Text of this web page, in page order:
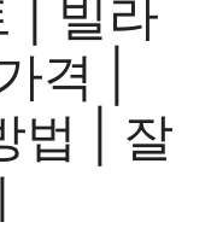
| 빌라
격 |
법 | 잘